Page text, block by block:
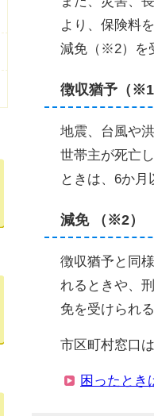
より、保険料
減免（※2）を
徴収猶予（※1
地震、台風や
世帯主が死亡
ときは、6か月
減免 （※2）
徴収猶予と同
れるときや、
免を受けられ
市区町村窓口
困ったとき